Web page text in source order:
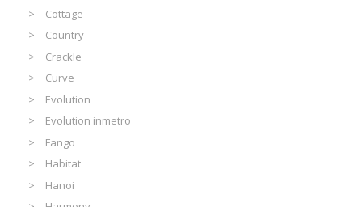
Cottage
Country
Crackle
Curve
Evolution
Evolution inmetro
Fango
Habitat
Hanoi